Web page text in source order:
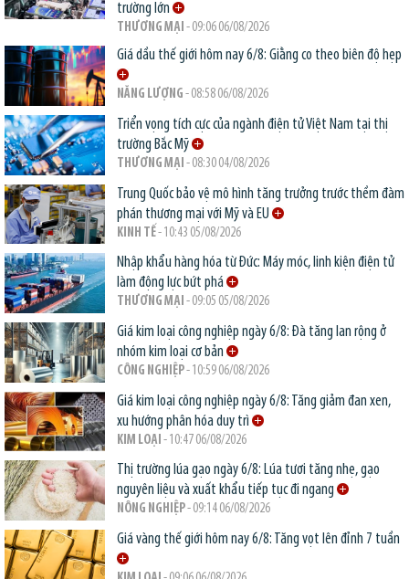
trường lớn
THƯƠNG MẠI - 09:06 06/08/2026
Giá dầu thế giới hôm nay 6/8: Giằng co theo biên độ hẹp
NĂNG LƯỢNG - 08:58 06/08/2026
Triển vọng tích cực của ngành điện tử Việt Nam tại thị
trường Bắc Mỹ
THƯƠNG MẠI - 08:30 04/08/2026
Trung Quốc bảo vệ mô hình tăng trưởng trước thềm đàm
phán thương mại với Mỹ và EU
KINH TẾ- 10:43 05/08/2026
Nhập khẩu hàng hóa từ Đức: Máy móc, linh kiện điện tử
làm động lực bứt phá
THƯƠNG MẠI - 09:05 05/08/2026
Giá kim loại công nghiệp ngày 6/8: Đà tăng lan rộng ở
nhóm kim loại cơ bản
CÔNG NGHIỆP- 10:59 06/08/2026
Giá kim loại công nghiệp ngày 6/8: Tăng giảm đan xen,
xu hướng phân hóa duy trì
KIM LOẠI - 10:47 06/08/2026
Thị trường lúa gạo ngày 6/8: Lúa tươi tăng nhẹ, gạo
nguyên liệu và xuất khẩu tiếp tục đi ngang
NÔNG NGHIỆP- 09:14 06/08/2026
Giá vàng thế giới hôm nay 6/8: Tăng vọt lên đỉnh 7 tuần